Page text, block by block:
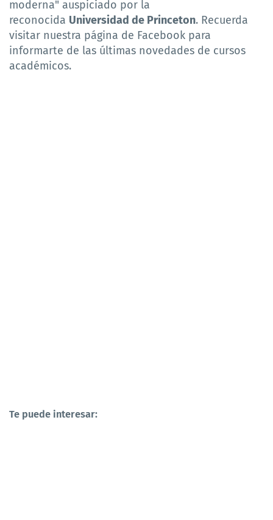
moderna" auspiciado por la
reconocida Universidad de Princeton. Recuerda
visitar nuestra página de Facebook para
informarte de las últimas novedades de cursos
académicos.
Te puede interesar: